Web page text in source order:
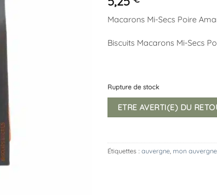
Macarons Mi-Secs Poire
Biscuits Macarons Mi-Secs
Rupture de stock
ETRE AVERTI(E) DU
Étiquettes : auvergne, mon auvergne